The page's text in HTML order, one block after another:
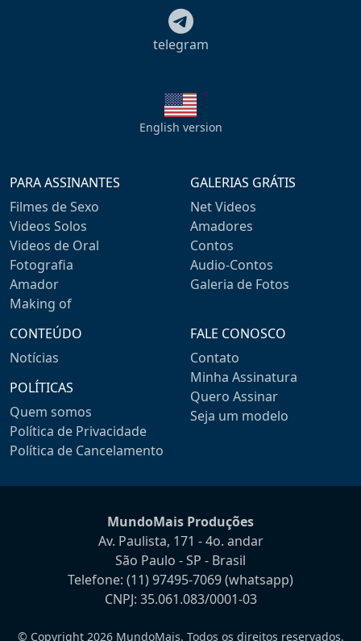
telegram
English version
PARA ASSINANTES
Filmes de Sexo
Videos Solos
Videos de Oral
Fotografia
Amador
Making of
GALERIAS GRÁTIS
Net Videos
Amadores
Contos
Audio-Contos
Galeria de Fotos
CONTEÚDO
Notícias
POLÍTICAS
Quem somos
Política de Privacidade
Política de Cancelamento
FALE CONOSCO
Contato
Minha Assinatura
Quero Assinar
Seja um modelo
MundoMais Produções
Av. Paulista, 171 - 4o. andar
São Paulo - SP - Brasil
Telefone: (11) 97495-7069(whatsapp)
CNPJ: 35.061.083/0001-03
© Copyright 2026 MundoMais. Todos os direitos reservados.